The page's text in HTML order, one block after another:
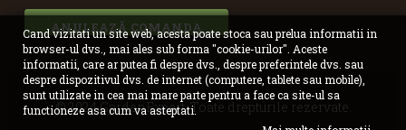
ANULEAZĂ COMANDA
© 2024 GardenExpert. Toate drepturile rezervate.
Cand vizitati un site web, acesta poate stoca sau prelua informatii in
browser-ul dvs., mai ales sub forma "cookie-urilor". Aceste
informatii, care ar putea fi despre dvs., despre preferintele dvs. sau
despre dispozitivul dvs. de internet (computere, tablete sau mobile),
sunt utilizate in cea mai mare parte pentru a face ca site-ul sa
functioneze asa cum va asteptati.